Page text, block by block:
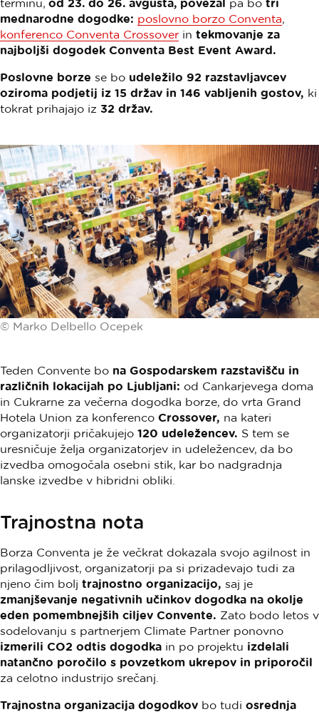
terminu, od 23. do 26. avgusta, povezal pa bo tri
mednarodne dogodke: poslovno borzo Conventa,
konferenco Conventa Crossover in tekmovanje za
najboljši dogodek Conventa Best Event Award.
Poslovne borze se bo udeležilo 92 razstavljavcev
oziroma podjetij iz 15 držav in 146 vabljenih gostov, ki
tokrat prihajajo iz 32 držav.
© Marko Delbello Ocepek
Teden Convente bo na Gospodarskem razstavišču in
različnih lokacijah po Ljubljani: od Cankarjevega doma
in Cukrarne za večerna dogodka borze, do vrta Grand
Hotela Union za konferenco Crossover, na kateri
organizatorji pričakujejo 120 udeležencev. S tem se
uresničuje želja organizatorjev in udeležencev, da bo
izvedba omogočala osebni stik, kar bo nadgradnja
lanske izvedbe v hibridni obliki.
Trajnostna nota
Borza Conventa je že večkrat dokazala svojo agilnost in
prilagodljivost, organizatorji pa si prizadevajo tudi za
njeno čim bolj trajnostno organizacijo, saj je
zmanjševanje negativnih učinkov dogodka na okolje
eden pomembnejših ciljev Convente. Zato bodo letos v
sodelovanju s partnerjem Climate Partner ponovno
izmerili CO2 odtis dogodka in po projektu izdelali
natančno poročilo s povzetkom ukrepov in priporočil
za celotno industrijo srečanj.
Trajnostna organizacija dogodkov bo tudi osrednja